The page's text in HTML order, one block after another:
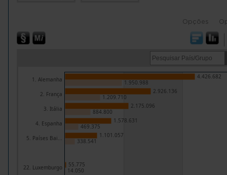
Opções
1. Alemanha
2. França
3. Itália
4. Espanha
5. Países Bai...
22. Luxemburgo
4.426.682
2.926.136
2.175.096
1.578.631
1.101.057
55.775
1.950.988
1.209.710
884.800
469.375
338.541
14.050